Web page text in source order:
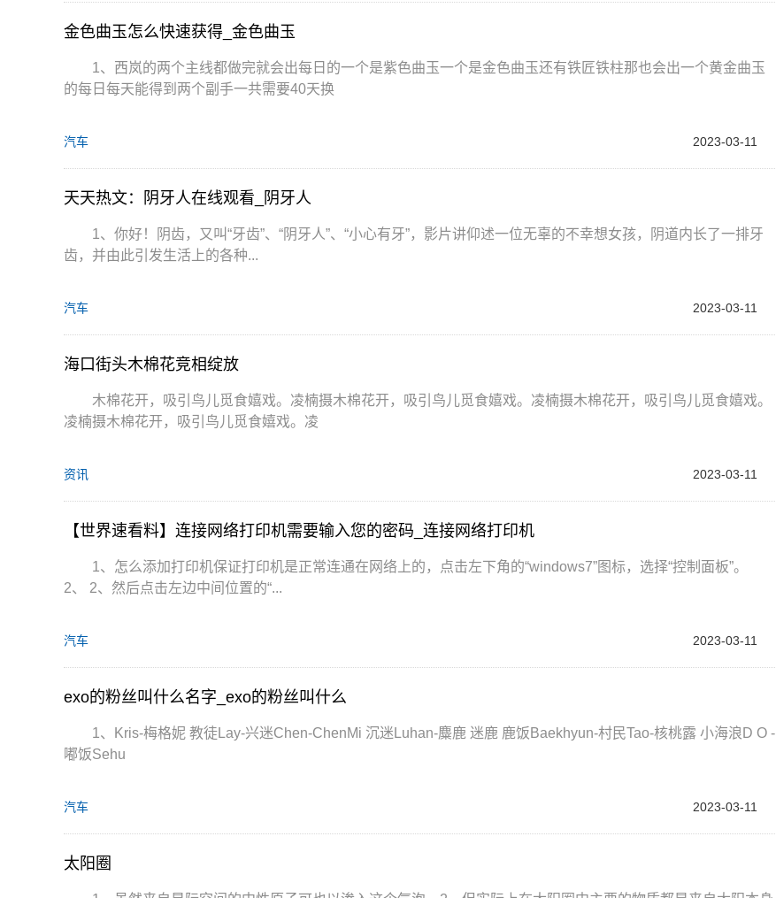
金色曲玉怎么快速获得_金色曲玉
1、西岚的两个主线都做完就会出每日的一个是紫色曲玉一个是金色曲玉还有铁匠铁柱那也会出一个黄金曲玉
的每日每天能得到两个副手一共需要40天换
汽车 2023-03-11
天天热文：阴牙人在线观看_阴牙人
1、你好！阴齿，又叫“牙齿”、“阴牙人”、“小心有牙”，影片讲仰述一位无辜的不幸想女孩，阴道内长了一排牙
齿，并由此引发生活上的各种...
汽车 2023-03-11
海口街头木棉花竞相绽放
木棉花开，吸引鸟儿觅食嬉戏。凌楠摄木棉花开，吸引鸟儿觅食嬉戏。凌楠摄木棉花开，吸引鸟儿觅食嬉戏。
凌楠摄木棉花开，吸引鸟儿觅食嬉戏。凌
资讯 2023-03-11
【世界速看料】连接网络打印机需要输入您的密码_连接网络打印机
1、怎么添加打印机保证打印机是正常连通在网络上的，点击左下角的“windows7”图标，选择“控制面板”。
2、 2、然后点击左边中间位置的“...
汽车 2023-03-11
exo的粉丝叫什么名字_exo的粉丝叫什么
1、Kris-梅格妮 教徒Lay-兴迷Chen-ChenMi 沉迷Luhan-麋鹿 迷鹿 鹿饭Baekhyun-村民Tao-核桃露 小海浪D O -
嘟饭Sehu
汽车 2023-03-11
太阳圈